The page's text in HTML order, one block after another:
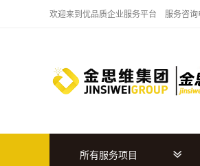
欢迎来到优品质企业服务平台 服务咨
所有服务项目